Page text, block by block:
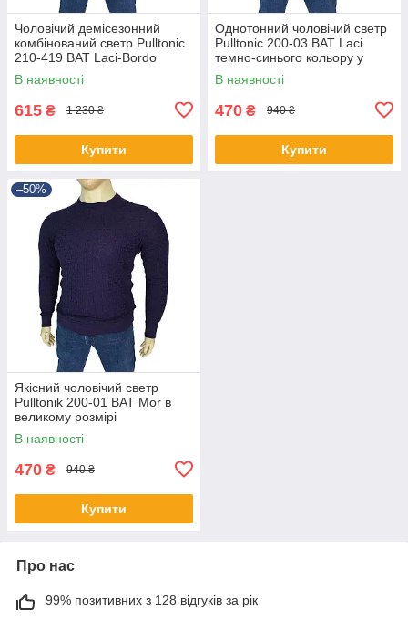
Чоловічий демісезонний
комбінований светр Pulltonic
210-419 BAT Laci-Bordo
великого розміру
В наявності
615 ₴ 1 230 ₴
Купити
Однотонний чоловічий светр
Pulltonic 200-03 BAT Laci
темно-синього кольору у
великому розмірі
В наявності
470 ₴ 940 ₴
Купити
–50%
Якісний чоловічий светр
Pulltonik 200-01 BAT Mor в
великому розмірі
В наявності
470 ₴ 940 ₴
Купити
Про нас
99% позитивних з 128 відгуків за рік